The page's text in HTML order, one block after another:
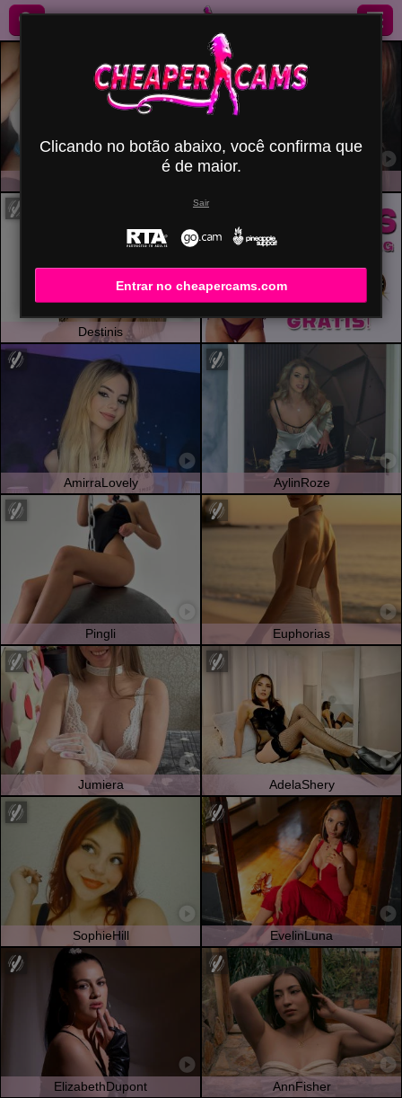
Destinis
AmirraLovely AylinRoze
Pingli Euphorias
Jumiera AdelaShery
SophieHill EvelinLuna
ElizabethDupont AnnFisher
Clicando no botão abaixo, você confirma que
é de maior.
Sair
Entrar no cheapercams.com